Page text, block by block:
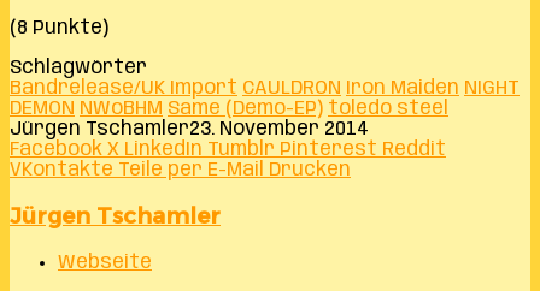
(8 Punkte)
Schlagwörter
Bandrelease/UK Import CAULDRON Iron Maiden NIGHT
DEMON NWoBHM Same (Demo-EP) toledo steel
Jürgen Tschamler23. November 2014
Facebook X LinkedIn Tumblr Pinterest Reddit
VKontakte Teile per E-Mail Drucken
Jürgen Tschamler
Webseite